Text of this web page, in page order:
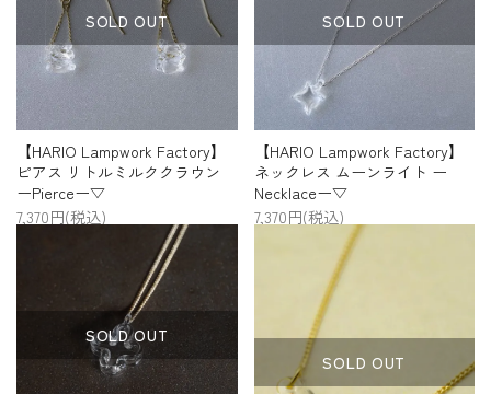
SOLD OUT
【HARIO Lampwork Factory】
ピアス リトルミルククラウン
ーPierceー▽
7,370円(税込)
SOLD OUT
【HARIO Lampwork Factory】
ネックレス ムーンライト ー
Necklaceー▽
7,370円(税込)
SOLD OUT
SOLD OUT